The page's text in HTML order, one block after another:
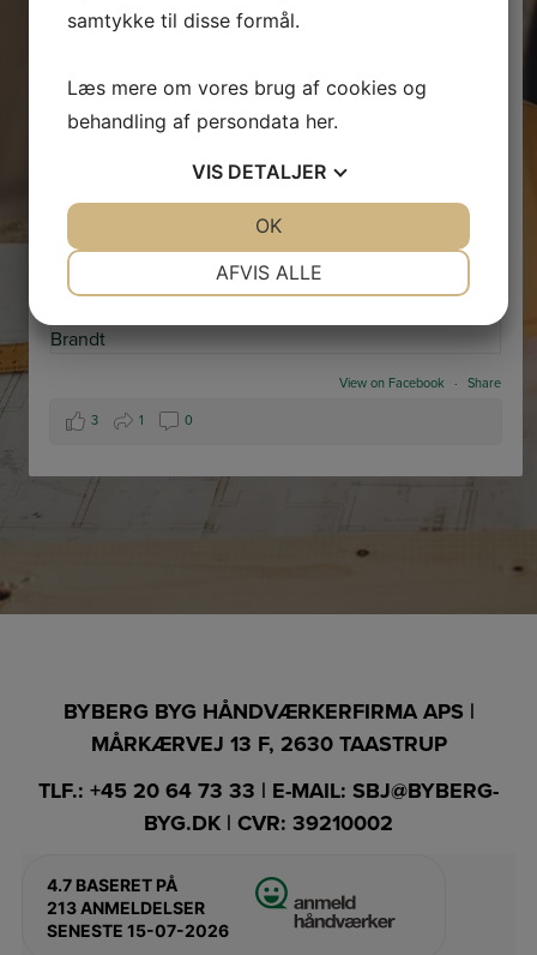
View on Facebook · Share
3 1 0
BYBERG BYG HÅNDVÆRKERFIRMA APS |
MÅRKÆRVEJ 13 F, 2630 TAASTRUP
TLF.: +45 20 64 73 33 | E-MAIL: SBJ@BYBERG-
BYG.DK | CVR: 39210002
4.7BASERET PÅ
213 ANMELDELSER
SENESTE 15-07-2026
samtykke til disse formål.
Læs mere om vores brug af cookies og
behandling af persondata her.
VIS DETALJER
AFVIS ALLE
OK